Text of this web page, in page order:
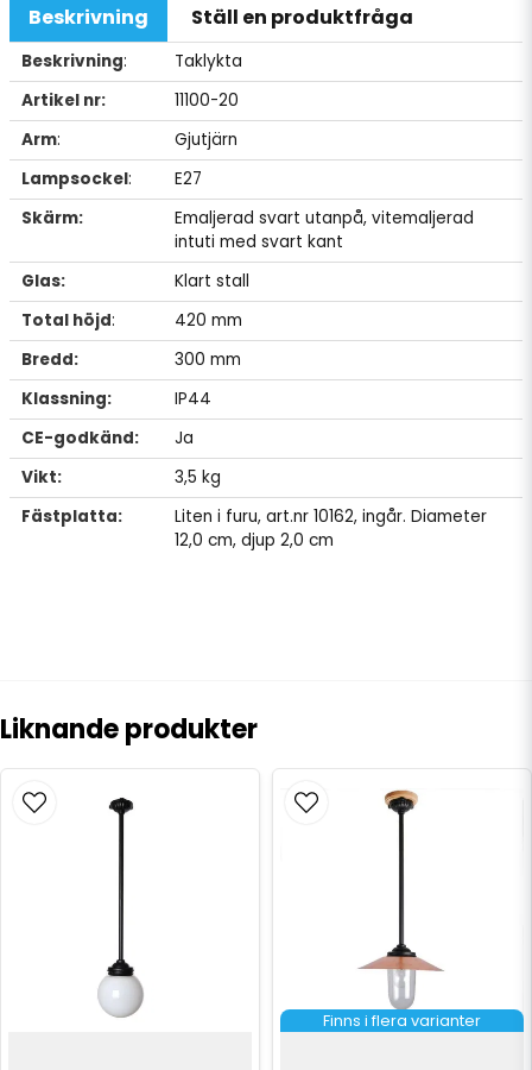
Beskrivning Ställ en produktfråga
Beskrivning:
Taklykta
Artikel nr:
11100-20
Arm:
Gjutjärn
Lampsockel:
E27
Skärm:
Emaljerad svart utanpå, vitemaljerad
intuti med svart kant
Glas:
Klart stall
Total höjd:
420 mm
Bredd:
300 mm
Klassning:
IP44
CE-godkänd:
Ja
Vikt:
3,5 kg
Fästplatta:
Liten i furu, art.nr 10162, ingår. Diameter
12,0 cm, djup 2,0 cm
Liknande produkter
Finns i flera varianter